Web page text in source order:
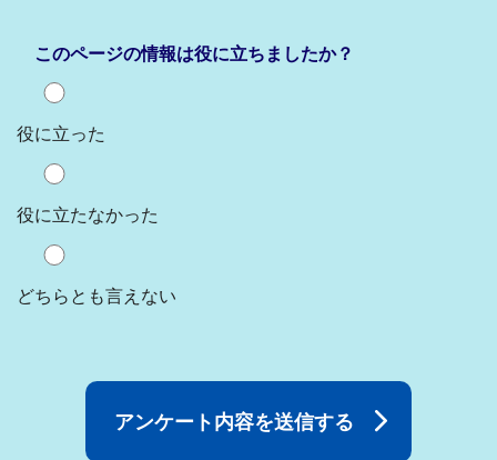
このページの情報は役に立ちましたか？
役に立った
役に立たなかった
どちらとも言えない